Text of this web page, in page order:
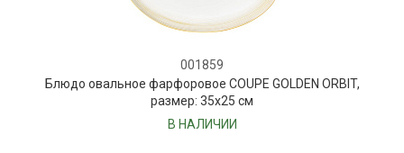
001859
Блюдо овальное фарфоровое COUPE GOLDEN ORBIT,
размер: 35х25 см
В НАЛИЧИИ